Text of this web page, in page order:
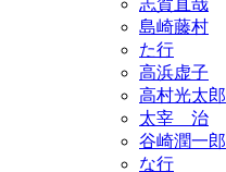
島崎藤村
た行
高浜虚子
高村光太郎
太宰 治
谷崎潤一郎
な行